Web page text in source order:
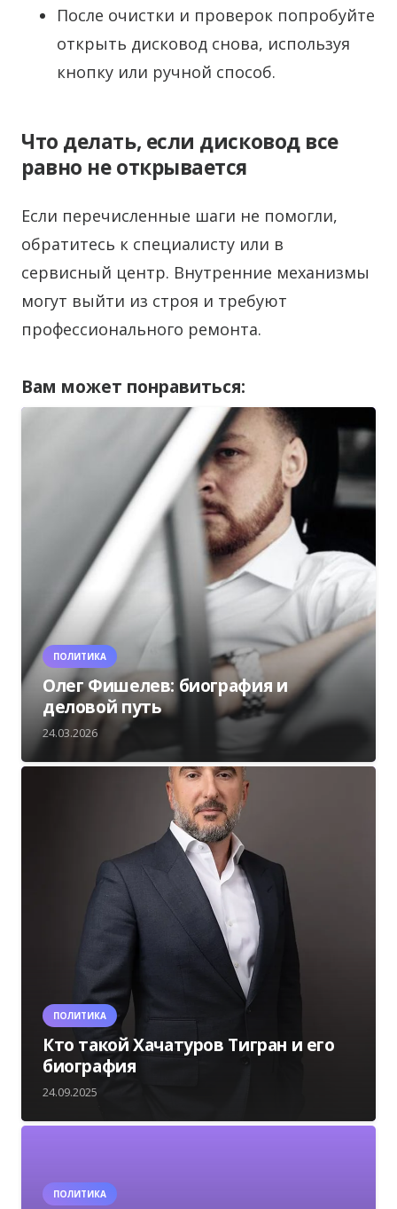
После очистки и проверок попробуйте
открыть дисковод снова, используя
кнопку или ручной способ.
Что делать, если дисковод все
равно не открывается
Если перечисленные шаги не помогли,
обратитесь к специалисту или в
сервисный центр. Внутренние механизмы
могут выйти из строя и требуют
профессионального ремонта.
Вам может понравиться:
ПОЛИТИКА
Олег Фишелев: биография и
деловой путь
24.03.2026
ПОЛИТИКА
Кто такой Хачатуров Тигран и его
биография
24.09.2025
ПОЛИТИКА